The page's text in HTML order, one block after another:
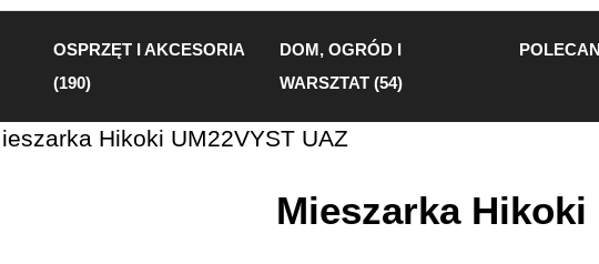
OSPRZĘT I AKCESORIA
(190)
DOM, OGRÓD I
WARSZTAT (54)
Hikoki UM22VYST UAZ
Mieszarka Hikoki